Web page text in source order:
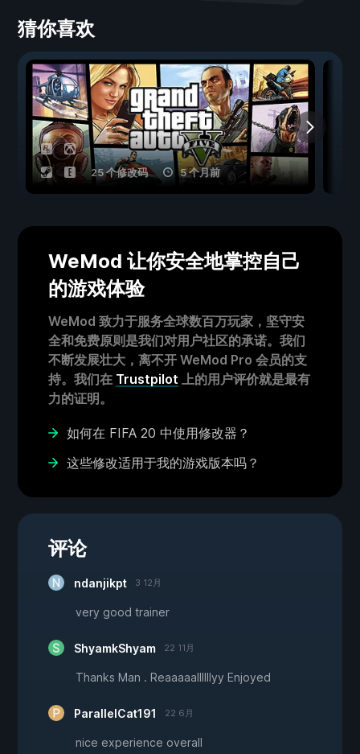
猜你喜欢
25 个修改码 5 个月前
WeMod 让你安全地掌控自己
的游戏体验
WeMod 致力于服务全球数百万玩家，坚守安
全和免费原则是我们对用户社区的承诺。我们
不断发展壮大，离不开 WeMod Pro 会员的支
持。我们在 Trustpilot 上的用户评价就是最有
力的证明。
如何在 FIFA 20 中使用修改器？
这些修改适用于我的游戏版本吗？
评论
ndanjikpt 3 12月
very good trainer
ShyamkShyam 22 11月
Thanks Man . Reaaaaallllllyy Enjoyed
ParallelCat191 22 6月
nice experience overall